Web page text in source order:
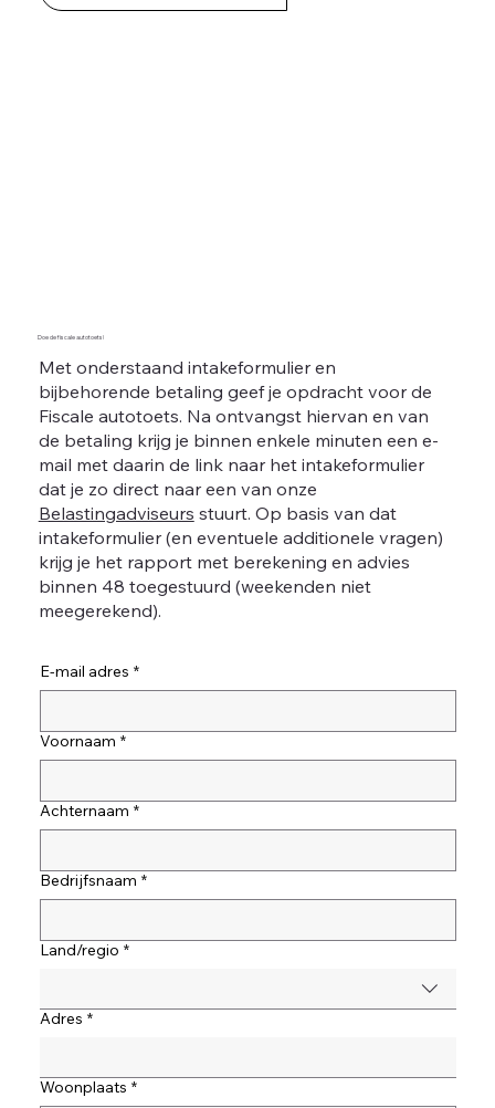
Doe de fiscale autotoets!
Met onderstaand intakeformulier en
bijbehorende betaling geef je opdracht voor de
Fiscale autotoets. Na ontvangst hiervan en van
de betaling krijg je binnen enkele minuten een e-
mail met daarin de link naar het intakeformulier
dat je zo direct naar een van onze
Belastingadviseurs stuurt. Op basis van dat
intakeformulier (en eventuele additionele vragen)
krijg je het rapport met berekening en advies
binnen 48 toegestuurd (weekenden niet
meegerekend).
E-mail adres *
Voornaam *
Achternaam *
Bedrijfsnaam *
Adres met meerdere regels
Land/regio *
Adres *
Woonplaats *